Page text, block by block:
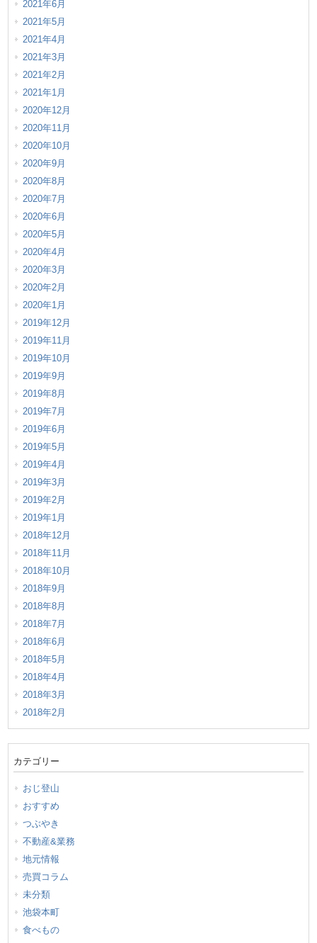
2021年6月
2021年5月
2021年4月
2021年3月
2021年2月
2021年1月
2020年12月
2020年11月
2020年10月
2020年9月
2020年8月
2020年7月
2020年6月
2020年5月
2020年4月
2020年3月
2020年2月
2020年1月
2019年12月
2019年11月
2019年10月
2019年9月
2019年8月
2019年7月
2019年6月
2019年5月
2019年4月
2019年3月
2019年2月
2019年1月
2018年12月
2018年11月
2018年10月
2018年9月
2018年8月
2018年7月
2018年6月
2018年5月
2018年4月
2018年3月
2018年2月
カテゴリー
おじ登山
おすすめ
つぶやき
不動産&業務
地元情報
売買コラム
未分類
池袋本町
食べもの